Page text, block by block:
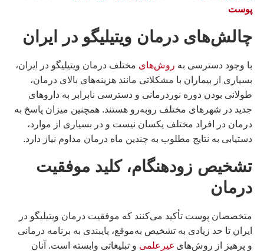
پوست
چالش‌های درمان ویتیلیگو در ایران
با وجود دسترسی به روش‌های مختلف درمان ویتیلیگو در ایران،
بسیاری از بیماران با مشکلاتی مانند هزینه‌های بالای درمان،
طولانی بودن دوره نوردرمانی و دسترسی نابرابر به داروهای
جدید در شهرهای مختلف روبه‌رو هستند. همچنین میزان پاسخ به
درمان در افراد مختلف یکسان نیست و در بسیاری از موارد،
دستیابی به نتایج مطلوب به چندین ماه درمان مداوم نیاز دارد.
تشخیص زودهنگام، کلید موفقیت
درمان
متخصصان پوست تأکید می‌کنند که موفقیت درمان ویتیلیگو در
ایران تا حد زیادی به تشخیص به‌موقع، پایبندی به برنامه درمانی
و پرهیز از روش‌های غیرعلمی و تبلیغاتی وابسته است. آنان